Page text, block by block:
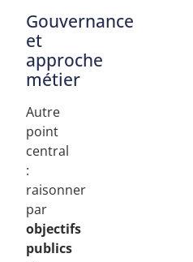
Gouvernance
et
approche
métier
Autre
point
central
:
raisonner
par
objectifs
publics